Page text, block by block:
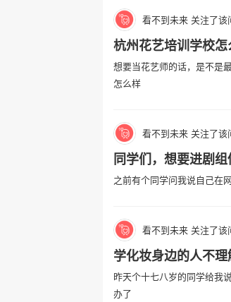
看不到未来 关注了该
杭州花艺培训学校怎
想要当花艺师的话，是不是
怎么样
看不到未来 关注了该
同学们，想要进剧
之前有个同学问我说自己在
看不到未来 关注了该
学化妆身边的人不理
昨天个十七八岁的同学给我
办了